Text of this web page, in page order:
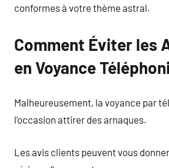
conformes à votre thème astral.
Comment Éviter les
en Voyance
Malheureusement, la voyance par
l’occasion attirer des arnaques.
Les avis clients peuvent vous